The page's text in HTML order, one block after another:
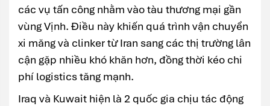
các vụ tấn công nhằm vào tàu thương mại gần
vùng Vịnh. Điều này khiến quá trình vận chuyển
xi măng và clinker từ Iran sang các thị trường lân
cận gặp nhiều khó khăn hơn, đồng thời kéo chi
phí logistics tăng mạnh.
Iraq và Kuwait hiện là 2 quốc gia chịu tác động